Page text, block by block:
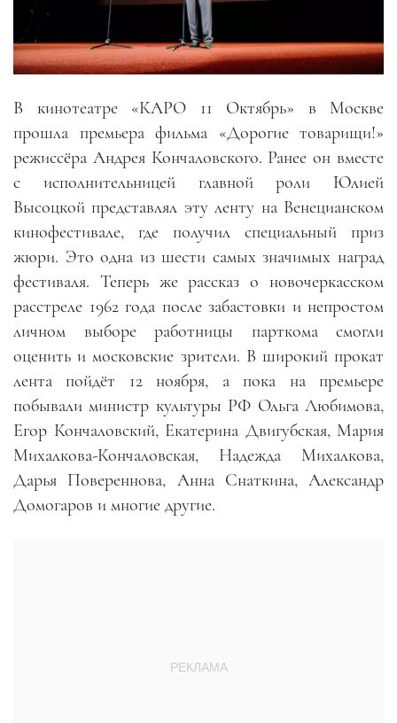
В кинотеатре «КАРО 11 Октябрь» в Москве
прошла премьера фильма «Дорогие товарищи!»
режиссёра Андрея Кончаловского. Ранее он вместе
с исполнительницей главной роли Юлией
Высоцкой представлял эту ленту на Венецианском
кинофестивале, где получил специальный приз
жюри. Это одна из шести самых значимых наград
фестиваля. Теперь же рассказ о новочеркасском
расстреле 1962 года после забастовки и непростом
личном выборе работницы парткома смогли
оценить и московские зрители. В широкий прокат
лента пойдёт 12 ноября, а пока на премьере
побывали министр культуры РФ Ольга Любимова,
Егор Кончаловский, Екатерина Двигубская, Мария
Михалкова-Кончаловская, Надежда Михалкова,
Дарья Повереннова, Анна Снаткина, Александр
Домогаров и многие другие.